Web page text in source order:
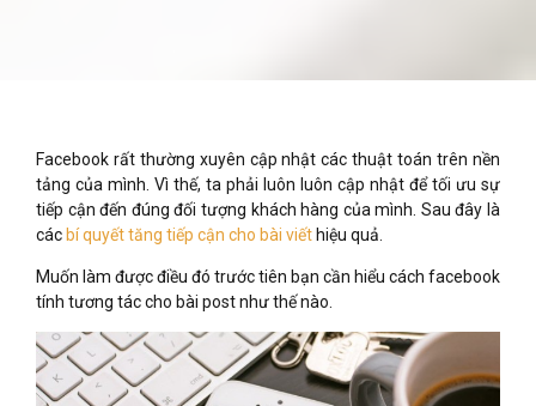
Facebook rất thường xuyên cập nhật các thuật toán trên nền
tảng của mình. Vì thế, ta phải luôn luôn cập nhật để tối ưu sự
tiếp cận đến đúng đối tượng khách hàng của mình. Sau đây là
các bí quyết tăng tiếp cận cho bài viết hiệu quả.
Muốn làm được điều đó trước tiên bạn cần hiểu cách facebook
tính tương tác cho bài post như thế nào.